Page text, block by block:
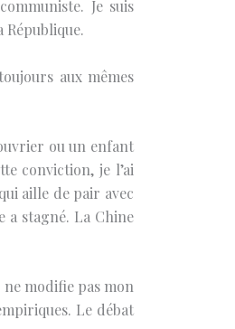
Je suis
République.
aux mêmes
ou un enfant
conviction, je l’ai
aille de pair avec
a stagné. La Chine
modifie pas mon
Le débat